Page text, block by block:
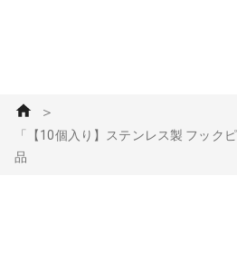
＞
「【10個入り】ステンレス製 フック
品